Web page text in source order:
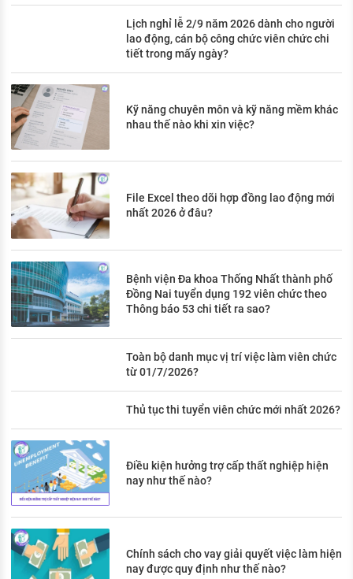
Lịch nghỉ lễ 2/9 năm 2026 dành cho người
lao động, cán bộ công chức viên chức chi
tiết trong mấy ngày?
Kỹ năng chuyên môn và kỹ năng mềm khác
nhau thế nào khi xin việc?
File Excel theo dõi hợp đồng lao động mới
nhất 2026 ở đâu?
Bệnh viện Đa khoa Thống Nhất thành phố
Đồng Nai tuyển dụng 192 viên chức theo
Thông báo 53 chi tiết ra sao?
Toàn bộ danh mục vị trí việc làm viên chức
từ 01/7/2026?
Thủ tục thi tuyển viên chức mới nhất 2026?
Điều kiện hưởng trợ cấp thất nghiệp hiện
nay như thế nào?
Chính sách cho vay giải quyết việc làm hiện
nay được quy định như thế nào?